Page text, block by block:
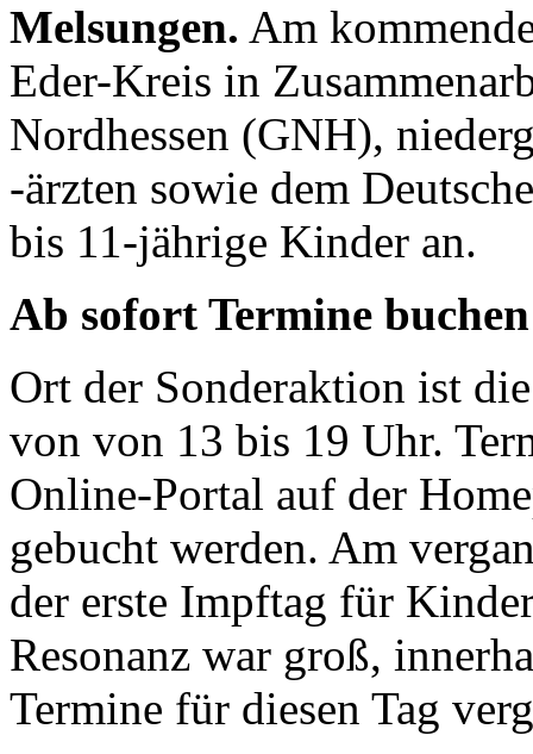
Melsungen. Am
Eder-Kreis in
Nordhessen (GNH),
-ärzten sowie dem
bis 11-jährige Kinder an.
Ab sofort Termine buchen
Ort der Sonderaktion ist
von von 13 bis 19 Uhr.
Online-Portal auf der
gebucht werden. Am
der erste Impftag für
Resonanz war groß,
Termine für diesen Tag